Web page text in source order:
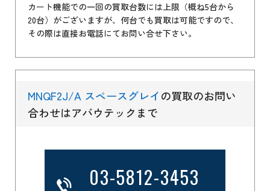
カート機能での一回の買取台数には上限（概ね5台から
20台）がございますが、何台でも買取は可能ですので、
その際は直接お電話にてお問い合せ下さい。
MNQF2J/A スペースグレイの買取のお問い
合わせはアバウテックまで
03-5812-3453